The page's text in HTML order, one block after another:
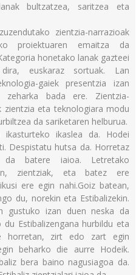
bultzatzea, saritzea eta
zientzia-narrazioak
proiektuaren emaitza da
honetako lanak gazteei
dira, euskaraz sortuak. Lan
gaiek presentzia izan
zeharka bada ere. Zientzia-
zientzia eta teknologiara modu
da sariketaren helburua.
ikasturteko ikaslea da. Hodei
Despistatu hutsa da. Horretaz
da batere iaioa. Letretako
zientziak, eta batez ere
ere egin nahi.Goiz batean,
du, norekin eta Estibalizekin.
gustuko izan duen neska da
du Estibalizengana hurbildu eta
horretan, zirt edo zart egin
beharko die aurre Hodeik.
bera baino nagusiagoa da.